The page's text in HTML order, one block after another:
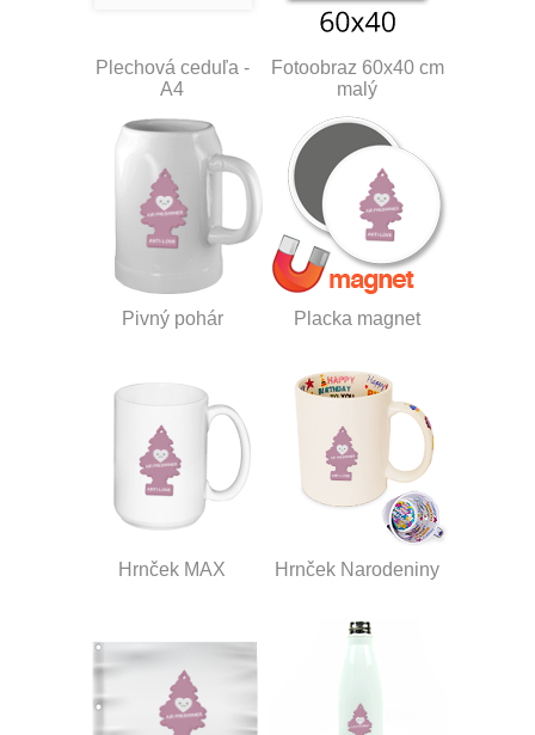
Plechová ceduľa -
A4
Fotoobraz 60x40 cm
malý
Pivný pohár Placka magnet
Hrnček MAX Hrnček Narodeniny